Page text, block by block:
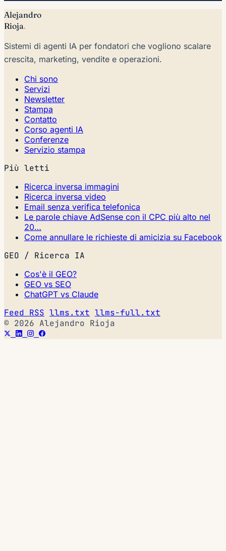
Alejandro
Rioja.
Sistemi di agenti IA per fondatori che vogliono scalare
crescita, marketing, vendite e operazioni.
Chi sono
Servizi
Newsletter
Stampa
Contatto
Corso agenti IA
Conferenze
Servizio stampa
Più letti
Ricerca inversa immagini
Ricerca inversa video
Email senza verifica telefonica
Le parole chiave AdSense con il CPC più alto nel
20…
Come annullare le richieste di amicizia su Facebook
GEO / Ricerca IA
Cos'è il GEO?
GEO vs SEO
ChatGPT vs Claude
Feed RSS llms.txt llms-full.txt
© 2026 Alejandro Rioja